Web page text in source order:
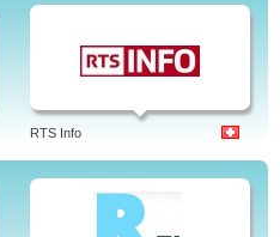
RTS Info